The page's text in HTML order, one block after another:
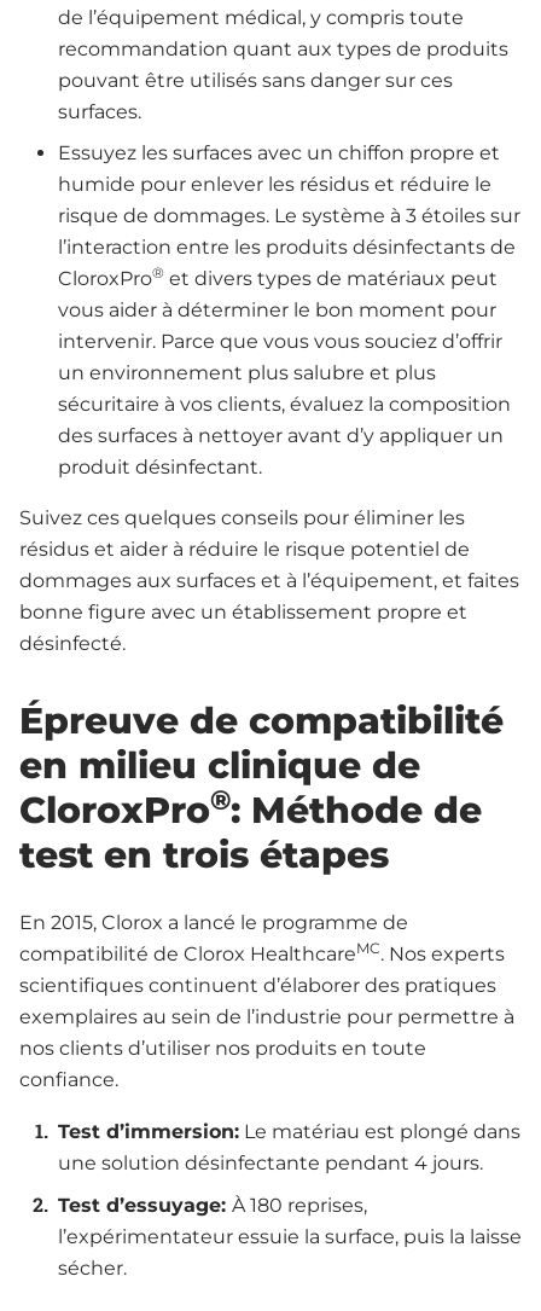
de l’équipement médical, y compris toute
recommandation quant aux types de produits
pouvant être utilisés sans danger sur ces
surfaces.
Essuyez les surfaces avec un chiffon propre et
humide pour enlever les résidus et réduire le
risque de dommages. Le système à 3 étoiles sur
l’interaction entre les produits désinfectants de
CloroxPro® et divers types de matériaux peut
vous aider à déterminer le bon moment pour
intervenir. Parce que vous vous souciez d’offrir
un environnement plus salubre et plus
sécuritaire à vos clients, évaluez la composition
des surfaces à nettoyer avant d’y appliquer un
produit désinfectant.
Suivez ces quelques conseils pour éliminer les
résidus et aider à réduire le risque potentiel de
dommages aux surfaces et à l’équipement, et faites
bonne figure avec un établissement propre et
désinfecté.
Épreuve de compatibilité
en milieu clinique de
CloroxPro®: Méthode de
test en trois étapes
En 2015, Clorox a lancé le programme de
compatibilité de Clorox HealthcareMC. Nos experts
scientifiques continuent d’élaborer des pratiques
exemplaires au sein de l’industrie pour permettre à
nos clients d’utiliser nos produits en toute
confiance.
Test d’immersion: Le matériau est plongé dans
une solution désinfectante pendant 4 jours.
Test d’essuyage: À 180 reprises,
l’expérimentateur essuie la surface, puis la laisse
sécher.